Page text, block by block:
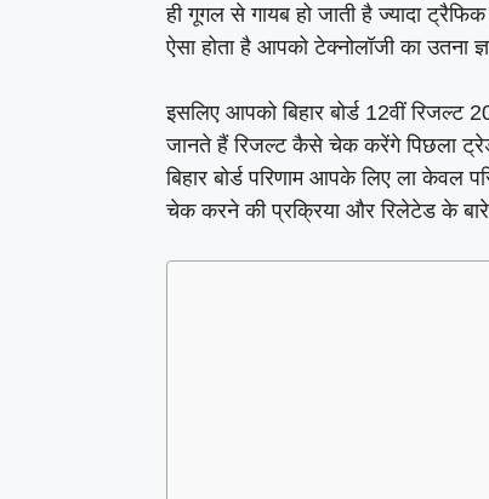
ही गूगल से गायब हो जाती है ज्यादा
ऐसा होता है आपको टेक्नोलॉजी का उतना
इसलिए आपको बिहार बोर्ड 12वीं रिजल्ट
जानते हैं रिजल्ट कैसे चेक करेंगे पिछला ट्रेड
बिहार बोर्ड परिणाम आपके लिए ला केवल
चेक करने की प्रक्रिया और रिलेटेड के